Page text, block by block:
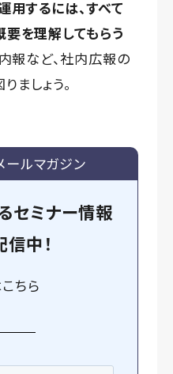
するには、すべて
を理解してもらう
報など、社内広報の
ましょう。
ルマガジン
セミナー情報
信中！
こちら